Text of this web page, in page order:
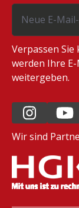
Verpassen
werden Ihre
weitergeben.
Wir sind